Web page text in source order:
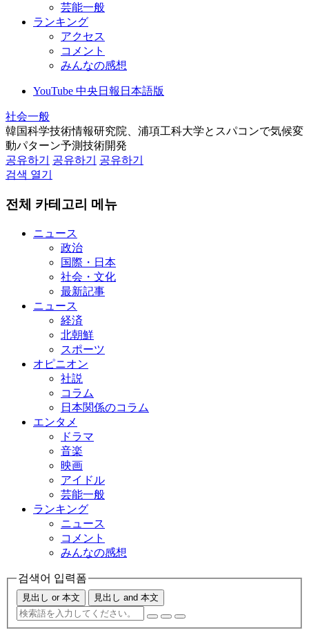
芸能一般
ランキング
アクセス
コメント
みんなの感想
YouTube 中央日報日本語版
社会一般
韓国科学技術情報研究院、浦項工科大学とスパコンで気候変
動パターン予測技術開発
공유하기
공유하기
공유하기
검색 열기
전체 카테고리 메뉴
ニュース
政治
国際・日本
社会・文化
最新記事
ニュース
経済
北朝鮮
スポーツ
オピニオン
社説
コラム
日本関係のコラム
エンタメ
ドラマ
音楽
映画
アイドル
芸能一般
ランキング
ニュース
コメント
みんなの感想
검색어 입력폼
見出し or 本文 見出し and 本文